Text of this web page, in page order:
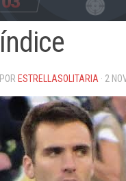
índice
POR ESTRELLASOLITARIA · 2